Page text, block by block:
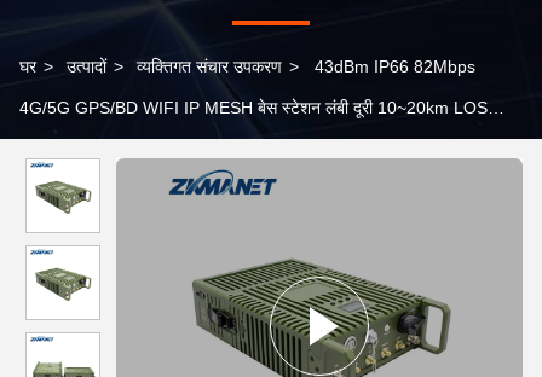
घर > उत्पादों > व्यक्तिगत संचार उपकरण > 43dBm IP66 82Mbps
4G/5G GPS/BD WIFI IP MESH बेस स्टेशन लंबी दूरी 10~20km LOS